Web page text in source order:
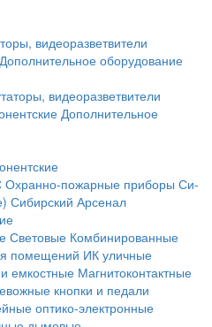
видеоразветвители
Дополнительное оборудование
видеоразветвители
Дополнительное
Охранно-пожарные приборы Си-
Сибирский Арсенал
Световые Комбинированные
помещений ИК уличные
емкостные Магнитоконтактные
кнопки и педали
оптико-электронные